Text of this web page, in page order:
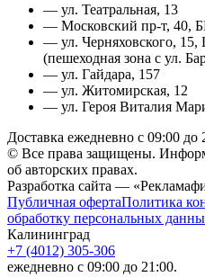
— ул. Театральная, 13
— Московский пр-т, 40,
— ул. Черняховского,
(пешеходная зона с ул.
— ул. Гайдара, 157
— ул. Житомирская, 12
— ул. Героя Виталия
Доставка ежедневно с 09:00 до
© Все права защищены.
об авторских правах.
Разработка сайта —
Публичная офертаПолитика
обработку персональных
Калининград
+7 (4012) 305-306
ежедневно с 09:00 до 21:00.